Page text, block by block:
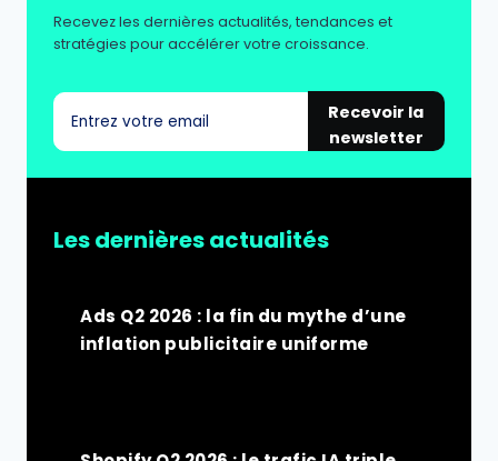
Recevez les dernières actualités, tendances et
stratégies pour accélérer votre croissance.
Recevoir la
newsletter
Les dernières actualités
Ads Q2 2026 : la fin du mythe d’une
inflation publicitaire uniforme